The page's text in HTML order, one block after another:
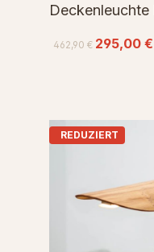
Deckenleuchte
462,90 € 295,00 €
REDUZIERT